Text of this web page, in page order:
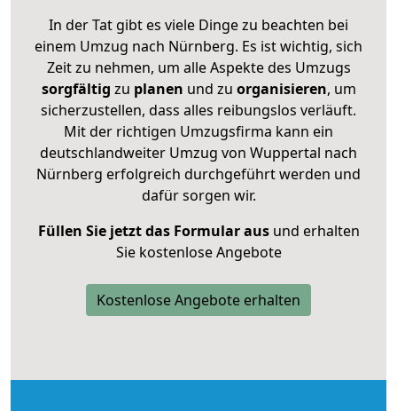
In der Tat gibt es viele Dinge zu beachten bei
einem Umzug nach Nürnberg. Es ist wichtig, sich
Zeit zu nehmen, um alle Aspekte des Umzugs
sorgfältig zu planen und zu organisieren, um
sicherzustellen, dass alles reibungslos verläuft.
Mit der richtigen Umzugsfirma kann ein
deutschlandweiter Umzug von Wuppertal nach
Nürnberg erfolgreich durchgeführt werden und
dafür sorgen wir.
Füllen Sie jetzt das Formular ausund erhalten
Sie kostenlose Angebote
Kostenlose Angebote erhalten